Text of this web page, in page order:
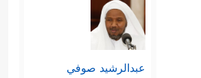
عبدالرشيد صوفي